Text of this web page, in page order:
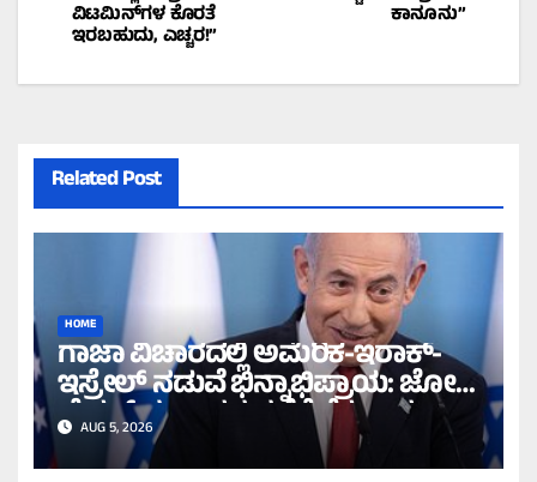
ಕಾನೂನು”
ವಿಟಮಿನ್‌ಗಳ ಕೊರತೆ
ಇರಬಹುದು, ಎಚ್ಚರ!”
Related Post
HOME
ಗಾಜಾ ವಿಚಾರದಲ್ಲಿ ಅಮೆರಿಕ-ಇರಾಕ್-
ಇಸ್ರೇಲ್ ನಡುವೆ ಭಿನ್ನಾಭಿಪ್ರಾಯ: ಜೋ
ಬೈಡನ್ ಸರ್ಕಾರದ ನಡೆಗೆ ನೆತನ್ಯಾಹು
ವಿರೋಧ!
AUG 5, 2026